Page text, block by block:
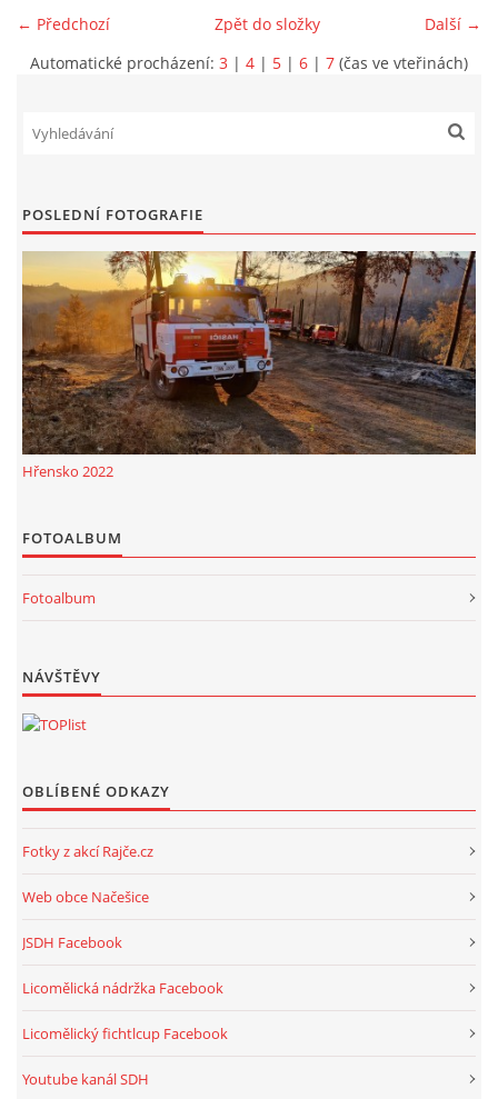
← Předchozí Další →
Zpět do složky
Automatické procházení: 3 | 4 | 5 | 6 | 7 (čas ve vteřinách)
POSLEDNÍ FOTOGRAFIE
Hřensko 2022
FOTOALBUM
Fotoalbum
NÁVŠTĚVY
OBLÍBENÉ ODKAZY
Fotky z akcí Rajče.cz
Web obce Načešice
JSDH Facebook
Licomělická nádržka Facebook
Licomělický fichtlcup Facebook
Youtube kanál SDH